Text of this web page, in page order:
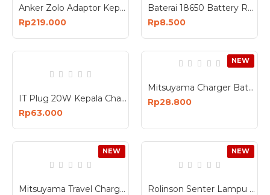
Anker Zolo Adaptor Kepala Charger 20W Bundle Kabel USB-C to Lightning B2699
Rp219.000
Baterai 18650 Battery Rechargerable Li-Ion 1200mAh 3.7V
Rp8.500
IT Plug 20W Kepala Charger Adaptor 20 Watt Batok Charge Type C
Rp63.000
NEW
Mitsuyama Charger Baterai 18650 Kapasitas 2 Slot MS-07
Rp28.800
NEW
Mitsuyama Travel Charger DC 4.2V 800mA MS-12 Senter Kepala Swat
NEW
Rolinson Senter Lampu Darurat 2 Mode LED COB 10W Charger USB RL-1234